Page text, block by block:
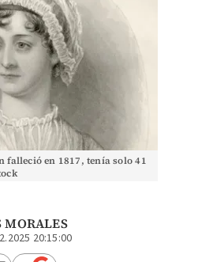
falleció en 1817, tenía solo 41
MORALES
20:15:00